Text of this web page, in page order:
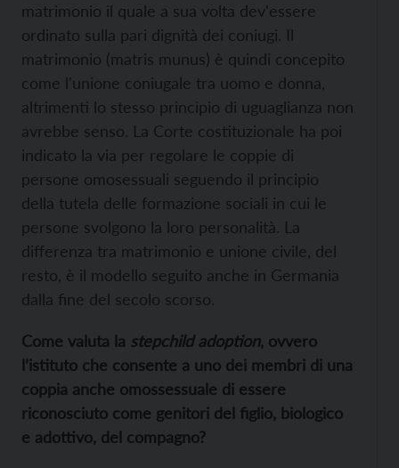
matrimonio il quale a sua volta dev'essere
ordinato sulla pari dignità dei coniugi. Il
matrimonio (matris munus) è quindi concepito
come l'unione coniugale tra uomo e donna,
altrimenti lo stesso principio di uguaglianza non
avrebbe senso. La Corte costituzionale ha poi
indicato la via per regolare le coppie di
persone omosessuali seguendo il principio
della tutela delle formazione sociali in cui le
persone svolgono la loro personalità. La
differenza tra matrimonio e unione civile, del
resto, è il modello seguito anche in Germania
dalla fine del secolo scorso.
Come valuta la stepchild adoption, ovvero
l’istituto che consente a uno dei membri di una
coppia anche omossessuale di essere
riconosciuto come genitori del figlio, biologico
e adottivo, del compagno?